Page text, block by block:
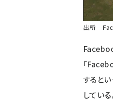
出所
「
すると
している